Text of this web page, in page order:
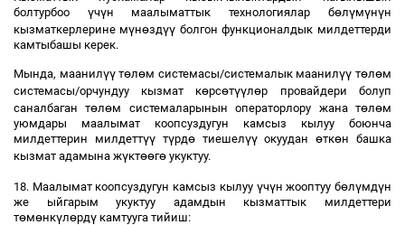
болтурбоо үчүн маалыматтык технологиялар бөлүмүнүн
кызматкерлерине мүнөздүү болгон функционалдык милдеттерди
камтыбашы керек.
Мында, маанилүүтөлөм системасы/системалык маанилүү төлөм
системасы/орчундуу кызмат көрсөтүүлөр провайдери болуп
саналбаган төлөм системаларынын операторлору жана төлөм
уюмдары маалымат коопсуздугун камсыз кылуу боюнча
милдеттерин милдеттүүтүрдөтиешелүүокууданөткөн башка
кызмат адамына жүктөөгө укуктуу.
18. Маалымат коопсуздугун камсыз кылуу үчүн жооптуу бөлүмдүн
же ыйгарым укуктуу адамдын кызматтык милдеттери
төмөнкүлөрдү камтууга тийиш: